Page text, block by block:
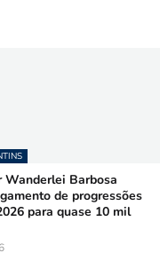
Wanderlei Barbosa
de progressões
para quase 10 mil